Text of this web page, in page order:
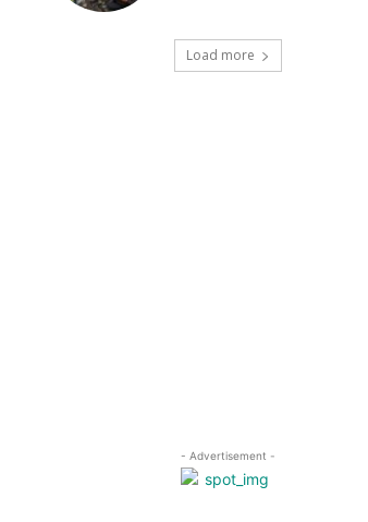
Load more
- Advertisement -